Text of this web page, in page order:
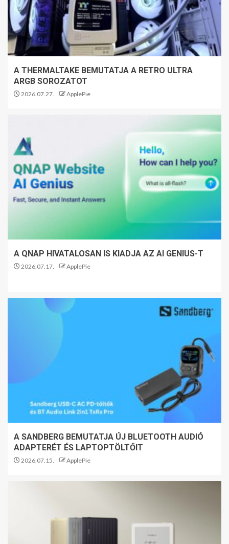
A THERMALTAKE BEMUTATJA A RETRO ULTRA
ARGB SOROZATOT
2026.07.27. ApplePie
A QNAP HIVATALOSAN IS KIADJA AZ AI GENIUS-T
2026.07.17. ApplePie
A SANDBERG BEMUTATJA ÚJ BLUETOOTH AUDIÓ
ADAPTERÉT ÉS LAPTOPTÖLTŐIT
2026.07.15. ApplePie